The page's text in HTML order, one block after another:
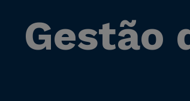
Gestão